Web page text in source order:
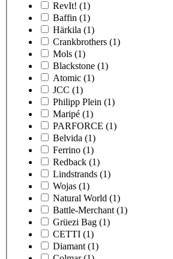
RevIt! (1)
Baffin (1)
Härkila (1)
Crankbrothers (1)
Mols (1)
Blackstone (1)
Atomic (1)
JCC (1)
Philipp Plein (1)
Maripé (1)
PARFORCE (1)
Belvida (1)
Ferrino (1)
Redback (1)
Lindstrands (1)
Wojas (1)
Natural World (1)
Battle-Merchant (1)
Grüezi Bag (1)
CETTI (1)
Diamant (1)